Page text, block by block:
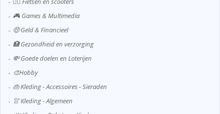
🎮 Games & Multimedia
🤑 Geld & Financieel
🏥 Gezondheid en verzorging
💸 Goede doelen en Loterijen
🎨Hobby
👜 Kleding - Accessoires - Sieraden
👚 Kleding - Algemeen